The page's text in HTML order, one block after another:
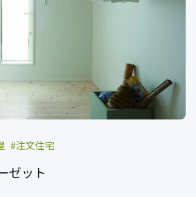
注文住宅
ゼット